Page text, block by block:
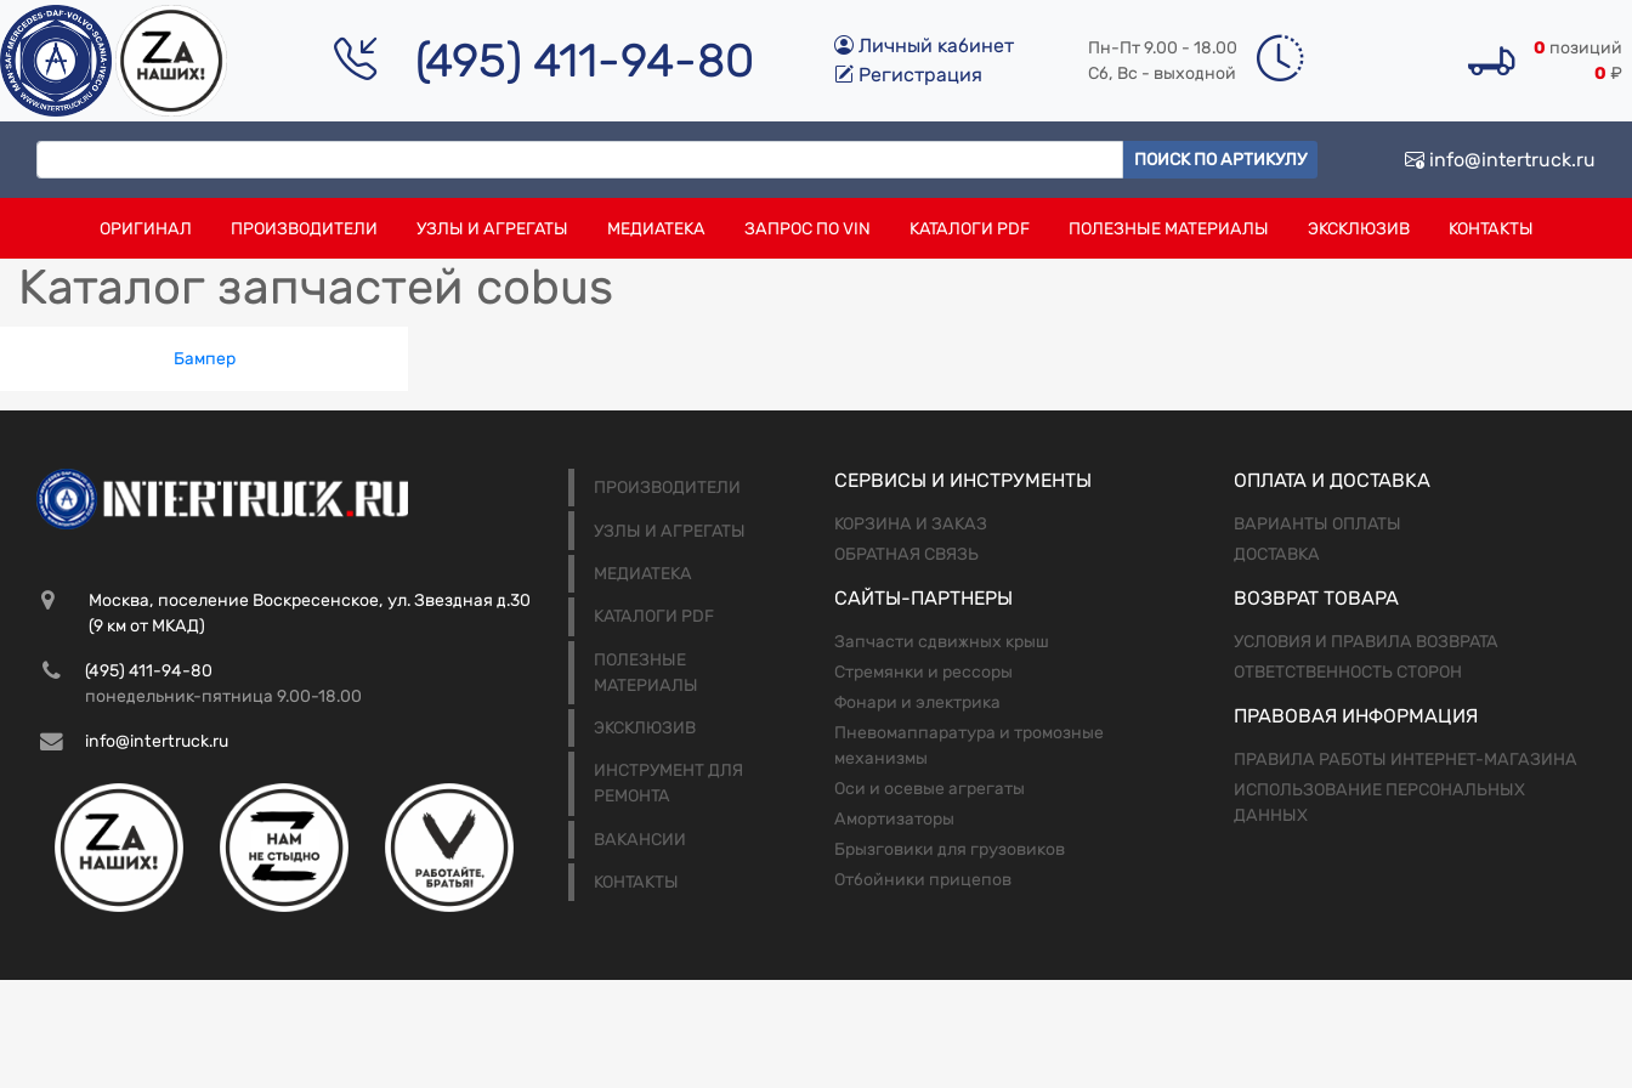
(495) 411-94-80
Личный кабинет
Регистрация
Пн-Пт 9.00 - 18.00
Сб, Вс - выходной
0 позиций
0 ₽
ПОИСК ПО АРТИКУЛУ info@intertruck.ru
ОРИГИНАЛ ПРОИЗВОДИТЕЛИ УЗЛЫ И АГРЕГАТЫ МЕДИАТЕКА ЗАПРОС ПО VIN КАТАЛОГИ PDF ПОЛЕЗНЫЕ МАТЕРИАЛЫ ЭКСКЛЮЗИВ КОНТАКТЫ
Каталог запчастей cobus
Бампер
Москва, поселение Воскресенское, ул. Звездная д.30
(9 км от МКАД)
(495) 411-94-80
понедельник-пятница 9.00-18.00
info@intertruck.ru
ПРОИЗВОДИТЕЛИ
УЗЛЫ И АГРЕГАТЫ
МЕДИАТЕКА
КАТАЛОГИ PDF
ПОЛЕЗНЫЕ
МАТЕРИАЛЫ
ЭКСКЛЮЗИВ
ИНСТРУМЕНТ ДЛЯ
РЕМОНТА
ВАКАНСИИ
КОНТАКТЫ
СЕРВИСЫ И ИНСТРУМЕНТЫ
КОРЗИНА И ЗАКАЗ
ОБРАТНАЯ СВЯЗЬ
САЙТЫ-ПАРТНЕРЫ
Запчасти сдвижных крыш
Стремянки и рессоры
Фонари и электрика
Пневомаппаратура и тромозные
механизмы
Оси и осевые агрегаты
Амортизаторы
Брызговики для грузовиков
Отбойники прицепов
ОПЛАТА И ДОСТАВКА
ВАРИАНТЫ ОПЛАТЫ
ДОСТАВКА
ВОЗВРАТ ТОВАРА
УСЛОВИЯ И ПРАВИЛА ВОЗВРАТА
ОТВЕТСТВЕННОСТЬ СТОРОН
ПРАВОВАЯ ИНФОРМАЦИЯ
ПРАВИЛА РАБОТЫ ИНТЕРНЕТ-МАГАЗИНА
ИСПОЛЬЗОВАНИЕ ПЕРСОНАЛЬНЫХ
ДАННЫХ